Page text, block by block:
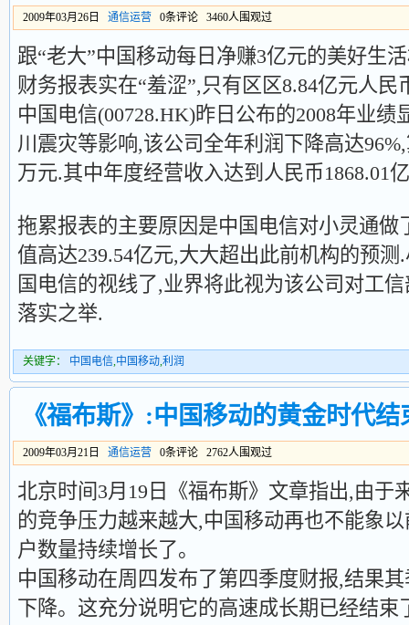
2009年03月26日 通信运营 0条评论 3460人围观过
跟“老大”中国移动每日净赚3亿元的美好生
财务报表实在“羞涩”,只有区区8.84亿元人民
中国电信(00728.HK)昨日公布的2008年业
川震灾等影响,该公司全年利润下降高达
万元.其中年度经营收入达到人民币1868.01
拖累报表的主要原因是中国电信对小灵通做
值高达239.54亿元,大大超出此前机构的预
国电信的视线了,业界将此视为该公司对工
落实之举.
关键字： 中国电信,中国移动,利润
《福布斯》:中国移动的黄金时代结
2009年03月21日 通信运营 0条评论 2762人围观过
北京时间3月19日《福布斯》文章指出,由于
的竞争压力越来越大,中国移动再也不能象
户数量持续增长了。
中国移动在周四发布了第四季度财报,结果
下降。这充分说明它的高速成长期已经结束